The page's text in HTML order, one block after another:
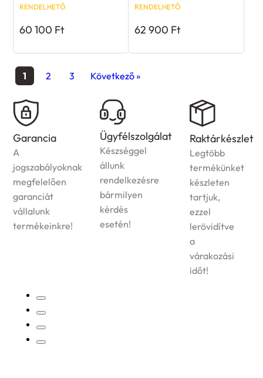
RENDELHETŐ
60 100 Ft
RENDELHETŐ
62 900 Ft
1 2 3 Következő »
Ügyfélszolgálat
Készséggel
állunk
rendelkezésre
bármilyen
kérdés
esetén!
Raktárkészlet
Legtöbb
termékünket
készleten
tartjuk,
ezzel
lerövidítve
Házhozszállítás
Az
ország
egész
területére
vállaljuk
megrendelt
termékek
kiszállítását!